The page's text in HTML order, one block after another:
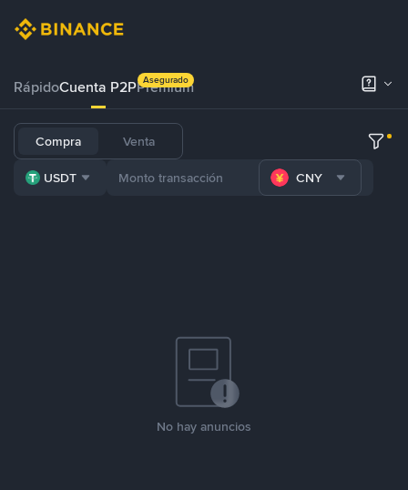
RápidoCuenta P2PPrémium
Asegurado
Compra Venta
USDT CNY
No hay anuncios